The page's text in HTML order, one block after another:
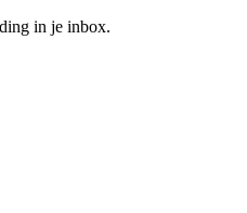
in je inbox.